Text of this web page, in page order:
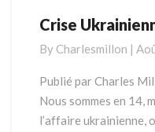
Crise
Crise
By Charlesmillon |
Publié par Charles
Nous sommes en 14,
l’affaire ukrainienne,